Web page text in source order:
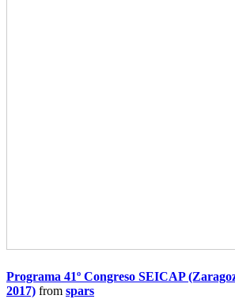
Programa 41º Congreso SEICAP
2017) from spars